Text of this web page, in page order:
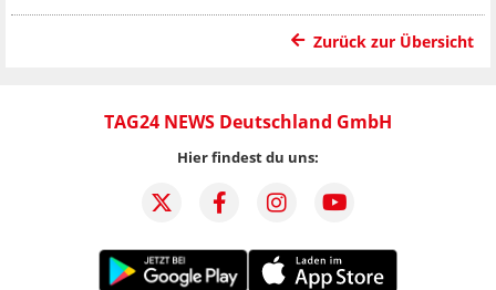
Zurück zur Übersicht
TAG24 NEWS Deutschland GmbH
Hier findest du uns: